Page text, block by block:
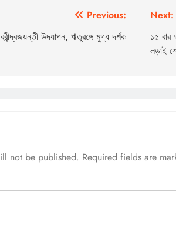
Previous:
উদযাপন, ঋতুরঙ্গে মুগ্ধ দর্শক
Next:
১৫ বার
লড়াই
not be published. Required fields are